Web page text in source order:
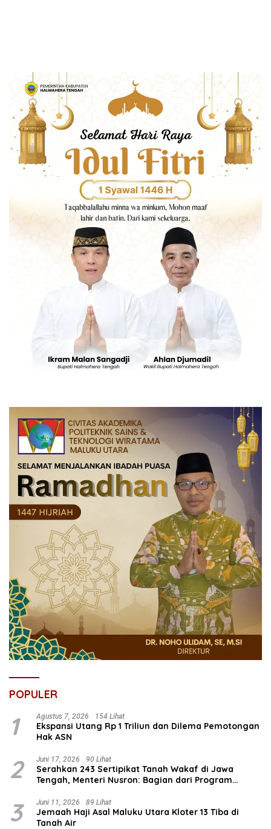
POPULER
1 Agustus 7, 2026 154 Lihat
Ekspansi Utang Rp 1 Triliun dan Dilema Pemotongan
Hak ASN
2 Juni 17, 2026 90 Lihat
Serahkan 243 Sertipikat Tanah Wakaf di Jawa
Tengah, Menteri Nusron: Bagian dari Program
Umat
3 Juni 11, 2026 89 Lihat
Jemaah Haji Asal Maluku Utara Kloter 13 Tiba di
Tanah Air